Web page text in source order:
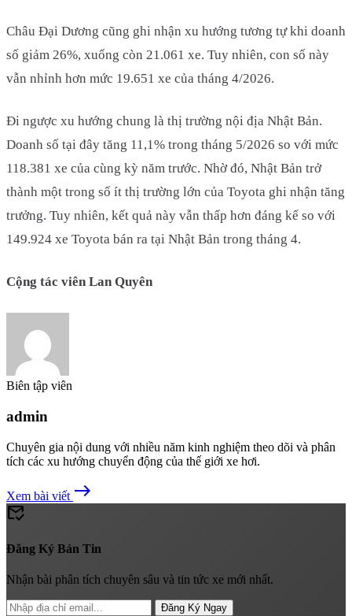
Châu Đại Dương cũng ghi nhận xu hướng tương tự khi doanh
số giảm 26%, xuống còn 21.061 xe. Tuy nhiên, con số này
vẫn nhỉnh hơn mức 19.651 xe của tháng 4/2026.
Đi ngược xu hướng chung là thị trường nội địa Nhật Bản.
Doanh số tại đây tăng 11,1% trong tháng 5/2026 so với mức
118.381 xe của cùng kỳ năm trước. Nhờ đó, Nhật Bản trở
thành một trong số ít thị trường lớn của Toyota ghi nhận tăng
trưởng. Tuy nhiên, kết quả này vẫn thấp hơn đáng kể so với
149.924 xe Toyota bán ra tại Nhật Bản trong tháng 4.
Cộng tác viên Lan Quyên
Biên tập viên
admin
Chuyên gia nội dung với nhiều năm kinh nghiệm theo dõi và phân
tích các xu hướng chuyển động của thế giới xe hơi.
Xem bài viết east
mark_email_read
Đăng Ký Bản Tin
Nhận bài phân tích chuyên sâu và tin tức xe mới nhất.
Đăng Ký Ngay